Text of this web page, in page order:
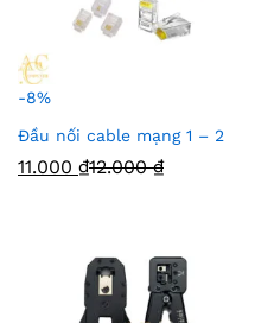
-8%
Đầu nối cable mạng 1 – 2
11.000 ₫12.000₫